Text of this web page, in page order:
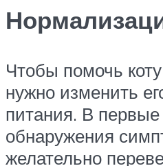
Чтобы помочь
нужно изменить
питания. В
обнаружения
желательно